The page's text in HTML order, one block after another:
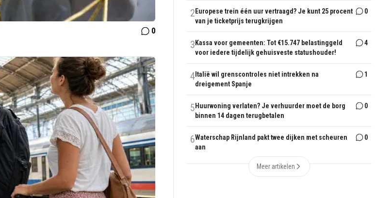
0
2 Europese trein één uur vertraagd? Je kunt 25 procent
van je ticketprijs terugkrijgen
0
3 Kassa voor gemeenten: Tot €15.747 belastinggeld
voor iedere tijdelijk gehuisveste statushouder!
4
4 Italië wil grenscontroles niet intrekken na
dreigement Spanje
1
5 Huurwoning verlaten? Je verhuurder moet de borg
binnen 14 dagen terugbetalen
0
6Waterschap Rijnland pakt twee dijken met scheuren
aan
0
Meer artikelen